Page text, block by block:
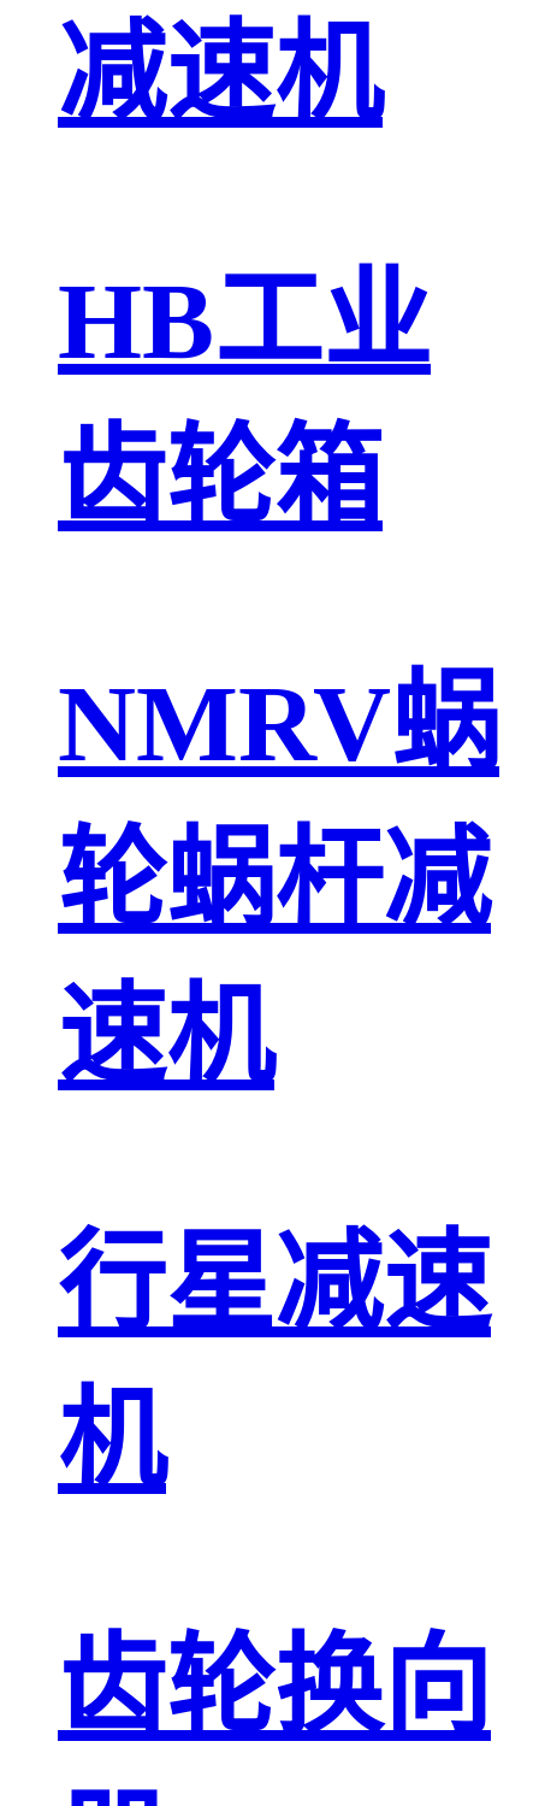
减速机
HB工业
齿轮箱
NMRV蜗
轮蜗杆减
速机
行星减速
机
齿轮换向